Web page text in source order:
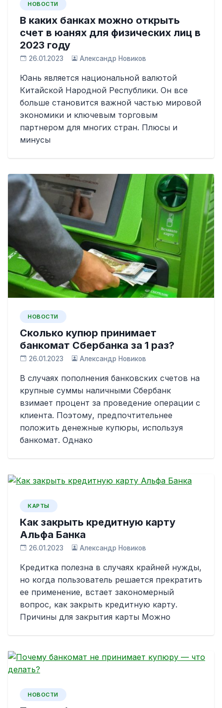
НОВОСТИ
В каких банках можно открыть
счет в юанях для физических лиц в
2023 году
26.01.2023 Александр Новиков
Юань является национальной валютой
Китайской Народной Республики. Он все
больше становится важной частью мировой
экономики и ключевым торговым
партнером для многих стран. Плюсы и
минусы
НОВОСТИ
Сколько купюр принимает
банкомат Сбербанка за 1 раз?
26.01.2023 Александр Новиков
В случаях пополнения банковских счетов на
крупные суммы наличными Сбербанк
взимает процент за проведение операции с
клиента. Поэтому, предпочтительнее
положить денежные купюры, используя
банкомат. Однако
КАРТЫ
Как закрыть кредитную карту
Альфа Банка
26.01.2023 Александр Новиков
Кредитка полезна в случаях крайней нужды,
но когда пользователь решается прекратить
ее применение, встает закономерный
вопрос, как закрыть кредитную карту.
Причины для закрытия карты Можно
НОВОСТИ